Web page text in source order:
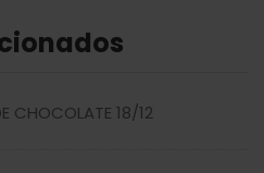
CHOCOLATE 18/12